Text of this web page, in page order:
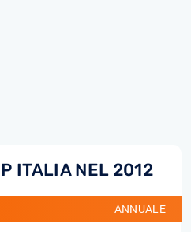
ITALIA NEL 2012
ANNUALE